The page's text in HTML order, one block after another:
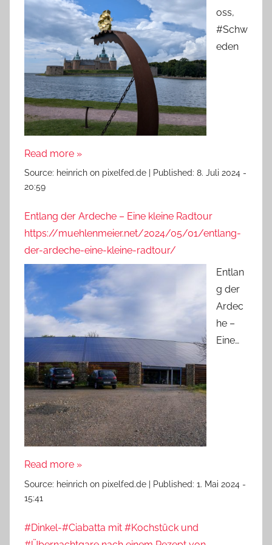
oss,
#Schw
eden
Read more »
Source: heinrich on pixelfed.de Published: 8. Juli 2024 -
20:59
Entlang der Ardeche – Eine kleine Radtour
https://muehlenmeier.net/2024/05/01/entlang-
der-ardeche-eine-kleine-radtour/
Entlan
g der
Ardec
he –
Eine…
Read more »
Source: heinrich on pixelfed.de Published: 1. Mai 2024 -
15:41
#Dinkel-#Ciabatta mit #Kochstück und